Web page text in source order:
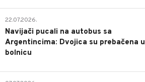
22.07.2026.
Navijači pucali na autobus sa
Argentincima: Dvojica su prebačena u
bolnicu